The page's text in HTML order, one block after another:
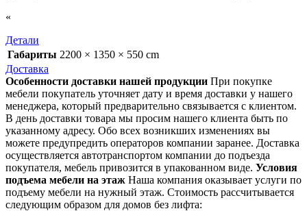
«
Детали
Габариты 2200 × 1350 × 550 cm
Доставка
Особенности доставки нашей продукции При покупке
мебели покупатель уточняет дату и время доставки у нашего
менеджера, который предварительно связывается с клиентом.
В день доставки товара мы просим нашего клиента быть по
указанному адресу. Обо всех возникших изменениях вы
можете предупредить операторов компании заранее. Доставка
осуществляется автотранспортом компании до подъезда
покупателя, мебель привозится в упакованном виде. Условия
подъема мебели на этаж Наша компания оказывает услуги по
подъему мебели на нужный этаж. Стоимость рассчитывается
следующим образом для домов без лифта: